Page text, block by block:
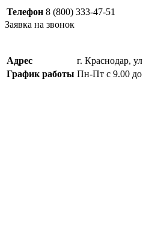
Телефон 8 (800) 333-47-51
Заявка на звонок
Адрес
г. Краснодар,
График работы Пн-Пт с 9.00 до